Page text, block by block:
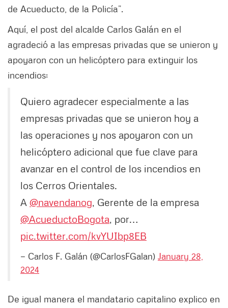
de Acueducto, de la Policía”.
Aquí, el post del alcalde Carlos Galán en el
agradeció a las empresas privadas que se unieron y
apoyaron con un helicóptero para extinguir los
incendios:
Quiero agradecer especialmente a las
empresas privadas que se unieron hoy a
las operaciones y nos apoyaron con un
helicóptero adicional que fue clave para
avanzar en el control de los incendios en
los Cerros Orientales.
A @navendanog, Gerente de la empresa
@AcueductoBogota, por…
pic.twitter.com/kvYUIbp8EB
— Carlos F. Galán (@CarlosFGalan) January 28,
2024
De igual manera el mandatario capitalino explico en